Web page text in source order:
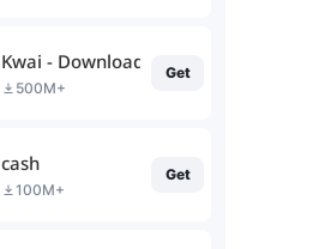
Kwai - Download & Share Video
500M+
Get
cash
100M+
Get